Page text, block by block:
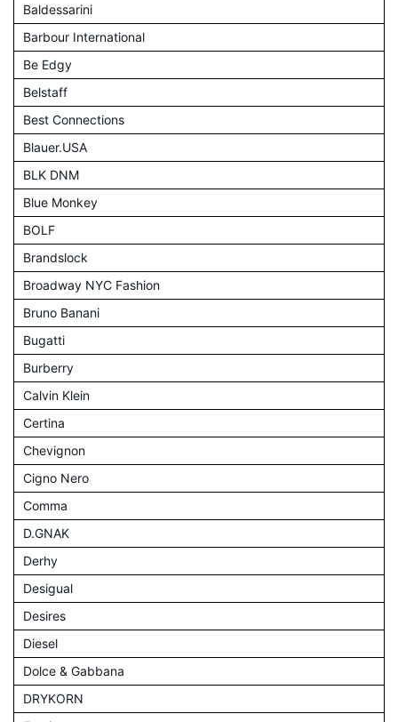
Baldessarini
Barbour International
Be Edgy
Belstaff
Best Connections
Blauer.USA
BLK DNM
Blue Monkey
BOLF
Brandslock
Broadway NYC Fashion
Bruno Banani
Bugatti
Burberry
Calvin Klein
Certina
Chevignon
Cigno Nero
Comma
D.GNAK
Derhy
Desigual
Desires
Diesel
Dolce & Gabbana
DRYKORN